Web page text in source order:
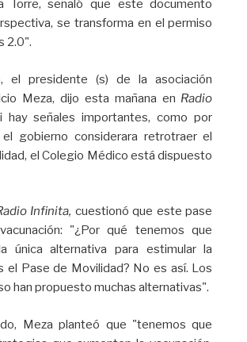
Torre, señaló que este documento
se transforma en el permiso
2.0".
el presidente (s) de la asociación
Meza, dijo esta mañana en Radio
hay señales importantes, como por
gobierno considerara retrotraer el
el Colegio Médico está dispuesto
Infinita, cuestionó que este pase
"¿Por qué tenemos que
única alternativa para estimular la
el Pase de Movilidad? No es así. Los
han propuesto muchas alternativas".
Meza planteó que "tenemos que